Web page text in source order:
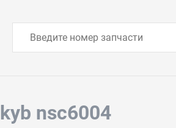
kyb nsc6004